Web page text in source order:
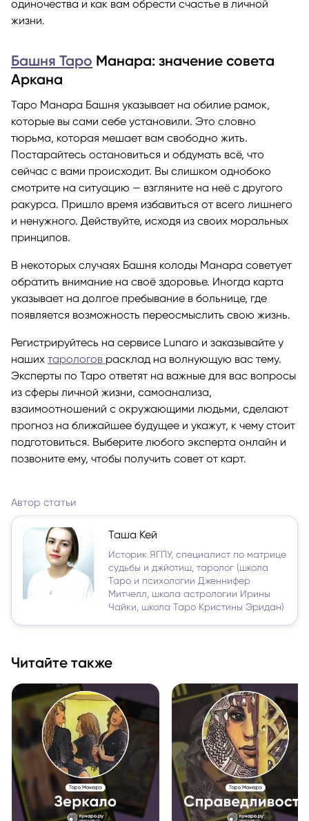
одиночества и как вам обрести счастье в личной
жизни.
Башня Таро Манара: значение совета
Аркана
Таро Манара Башня указывает на обилие рамок,
которые вы сами себе установили. Это словно
тюрьма, которая мешает вам свободно жить.
Постарайтесь остановиться и обдумать всё, что
сейчас с вами происходит. Вы слишком однобоко
смотрите на ситуацию — взгляните на неё с другого
ракурса. Пришло время избавиться от всего лишнего
и ненужного. Действуйте, исходя из своих моральных
принципов.
В некоторых случаях Башня колоды Манара советует
обратить внимание на своё здоровье. Иногда карта
указывает на долгое пребывание в больнице, где
появляется возможность переосмыслить свою жизнь.
Регистрируйтесь на сервисе Lunaro и заказывайте у
наших тарологов расклад на волнующую вас тему.
Эксперты по Таро ответят на важные для вас вопросы
из сферы личной жизни, самоанализа,
взаимоотношений с окружающими людьми, сделают
прогноз на ближайшее будущее и укажут, к чему стоит
подготовиться. Выберите любого эксперта онлайн и
позвоните ему, чтобы получить совет от карт.
Автор статьи
Таша Кей
Историк ЯГПУ, специалист по матрице
судьбы и джйотиш, таролог (школа
Таро и психологии Дженнифер
Митчелл, школа астрологии Ирины
Чайки, школа Таро Кристины Эридан)
Читайте также